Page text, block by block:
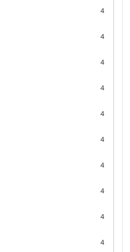
4
4
4
4
4
4
4
4
4
4